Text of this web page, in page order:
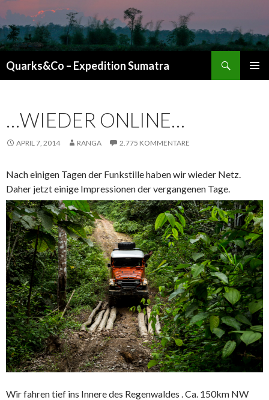
Quarks&Co – Expedition Sumatra
…WIEDER ONLINE…
APRIL 7, 2014 RANGA 2.775 KOMMENTARE
Nach einigen Tagen der Funkstille haben wir wieder Netz.
Daher jetzt einige Impressionen der vergangenen Tage.
Wir fahren tief ins Innere des Regenwaldes . Ca. 150km NW